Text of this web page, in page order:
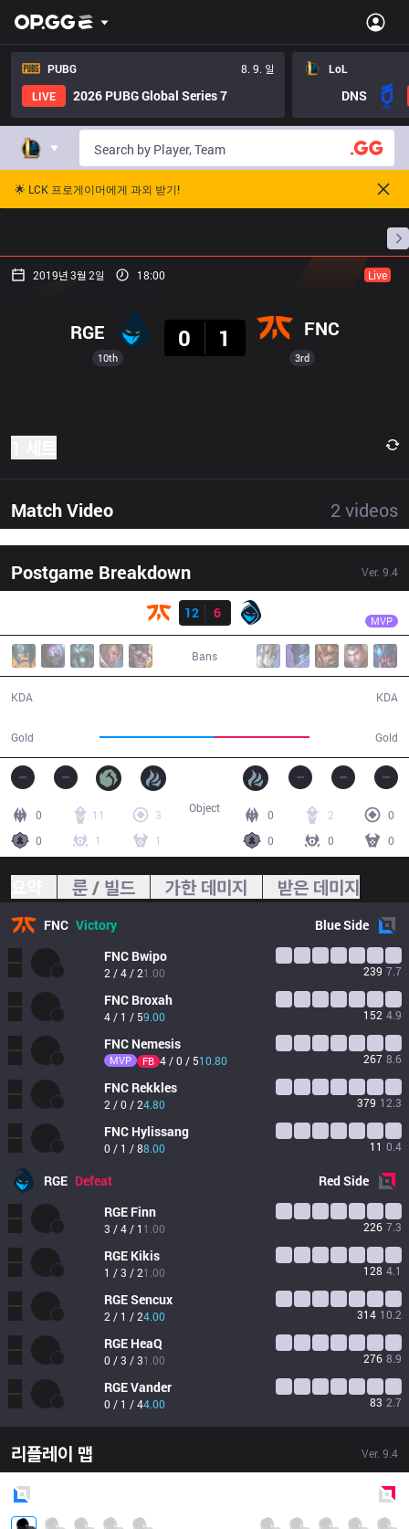
PUBG
8. 9. 일
LIVE
2026 PUBG Global Series 7
LoL
DNS
🌟 LCK 프로게이머에게 과외 받기!
프로빌
2019년 3월 2일 18:00 Live
10th
RGE
0
1 FNC
3rd
Match Video 2 videos
Postgame Breakdown Ver. 9.4
12
6 MVP
Bans
KDA
Gold Gold
KDA
0 11
3
0
1 1
0 2
0
0
0 0
Object
룬 / 빌드 가한 데미지 받은 데미지
FNC Victory BlueSide
FNC Bwipo
2 / 4 / 21.00 239 7.7
FNC Broxah
4 / 1 / 59.00 152 4.9
FNC Nemesis
MVP FB 4 / 0 / 510.80 267 8.6
FNC Rekkles
2 / 0 / 24.80 379 12.3
FNC Hylissang
0 / 1 / 88.00 11 0.4
RGE Defeat RedSide
RGE Finn
3 / 4 / 1 1.00 226 7.3
RGE Kikis
1 / 3 / 21.00 128 4.1
RGESencux
2 / 1 / 24.00 314 10.2
RGE HeaQ
0 / 3 / 31.00 276 8.9
RGEVander
0 / 1 / 44.00 83 2.7
리플레이 맵 Ver. 9.4